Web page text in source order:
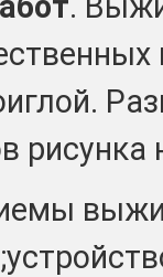
рисунка